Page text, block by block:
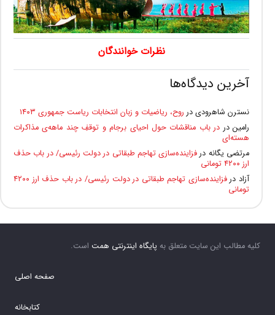
نظرات خوانندگان
آخرین دیدگاه‌ها
نسترن شاهرودی در روح، ریاضیات و زبان انتخابات ریاست جمهوری ۱۴۰۳
رامیندر در باب مناقشات حول احیای برجام و توقفِ چند ماهه‌ی مذاکرات
هسته‌ای
مرتضی یگانه درفزاینده‌سازی تهاجم طبقاتی در دولت رئیسی/ در باب حذف
ارز ۴۲۰۰ تومانی
آزاددر
فزاینده‌سازی تهاجم طبقاتی در دولت رئیسی/ در باب حذف ارز ۴۲۰۰
تومانی
کلیه مطالب این سایت متعلق به پایگاه اینترنتی همت است.
صفحه اصلی
کتابخانه